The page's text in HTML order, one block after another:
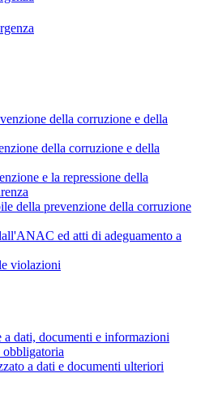
della corruzione e della
della corruzione e della
e la repressione della
della prevenzione della corruzione
ed atti di adeguamento a
violazioni
a dati, documenti e informazioni
obbligatoria
a dati e documenti ulteriori